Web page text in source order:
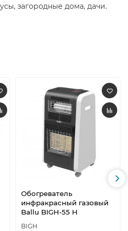
загородные дома, дачи.
Обогреватель
инфракрасный газовый
Ballu BIGH-55 H
BIGH